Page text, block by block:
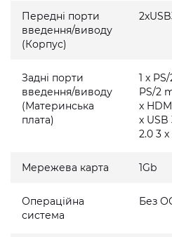
Передні порти
введення/виводу
(Корпус)
Задні порти
введення/виводу
(Материнська
плата)
1 x
PS/2
x
x USB
2.0 3
Мережева карта 1Gb
Операційна
система
Без